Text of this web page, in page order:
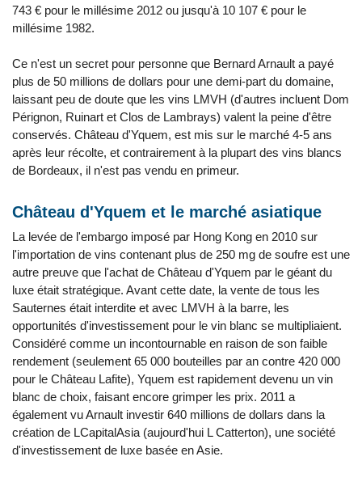
743 € pour le millésime 2012 ou jusqu'à 10 107 € pour le
millésime 1982.
Ce n'est un secret pour personne que Bernard Arnault a payé
plus de 50 millions de dollars pour une demi-part du domaine,
laissant peu de doute que les vins LMVH (d'autres incluent Dom
Pérignon, Ruinart et Clos de Lambrays) valent la peine d'être
conservés. Château d'Yquem, est mis sur le marché 4-5 ans
après leur récolte, et contrairement à la plupart des vins blancs
de Bordeaux, il n'est pas vendu en primeur.
Château d'Yquem et le marché asiatique
La levée de l'embargo imposé par Hong Kong en 2010 sur
l'importation de vins contenant plus de 250 mg de soufre est une
autre preuve que l'achat de Château d'Yquem par le géant du
luxe était stratégique. Avant cette date, la vente de tous les
Sauternes était interdite et avec LMVH à la barre, les
opportunités d'investissement pour le vin blanc se multipliaient.
Considéré comme un incontournable en raison de son faible
rendement (seulement 65 000 bouteilles par an contre 420 000
pour le Château Lafite), Yquem est rapidement devenu un vin
blanc de choix, faisant encore grimper les prix. 2011 a
également vu Arnault investir 640 millions de dollars dans la
création de LCapitalAsia (aujourd'hui L Catterton), une société
d'investissement de luxe basée en Asie.